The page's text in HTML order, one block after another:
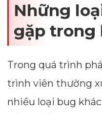
Những
gặp trong
Trong quá trình
trình viên thường
nhiều loại bug